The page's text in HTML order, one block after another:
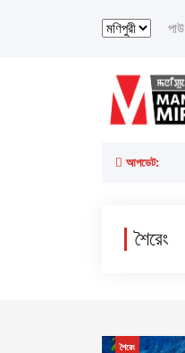
আপডেট:
শৈরেং
শৈরেং